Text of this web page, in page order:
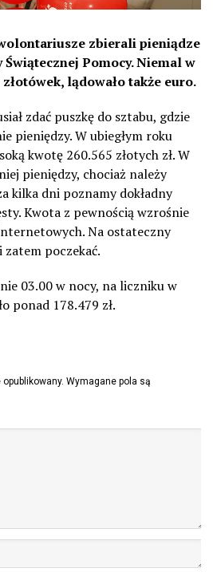
zbierali pieniądze
Pomocy. Niemal w
lądowało także euro.
zdać puszkę do sztabu, gdzie
pieniędzy. W ubiegłym roku
kwotę 260.565 złotych zł. W
pieniędzy, chociaż należy
kilka dni poznamy dokładny
Kwota z pewnością wzrośnie
Na ostateczny
poczekać.
03.00 w nocy, na liczniku w
ponad 178.479 zł.
Wymagane pola są